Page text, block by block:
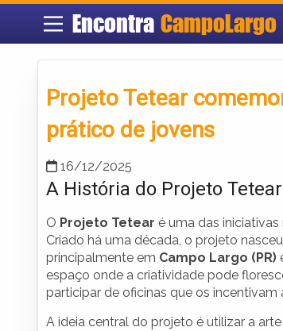
Encontra CampoLargo
Projeto Tetear
prático de jovens
16/12/2025
A História do Projeto Tetear
O Projeto Tetear é uma das
Criado há uma década, o projeto
principalmente em Campo Largo (PR)
espaço onde a criatividade pode
participar de oficinas que os incentivam
A ideia central do projeto é utilizar a